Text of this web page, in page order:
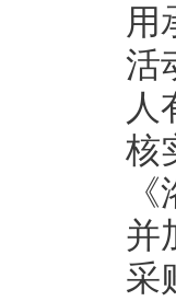
用
活
人
核
并
采